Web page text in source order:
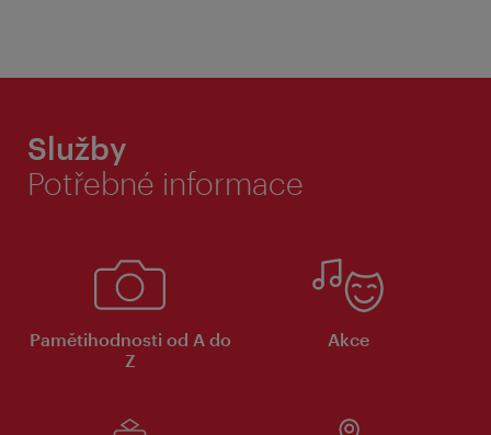
Služby
Potřebné informace
Pamětihodnosti od A do
Z
Akce